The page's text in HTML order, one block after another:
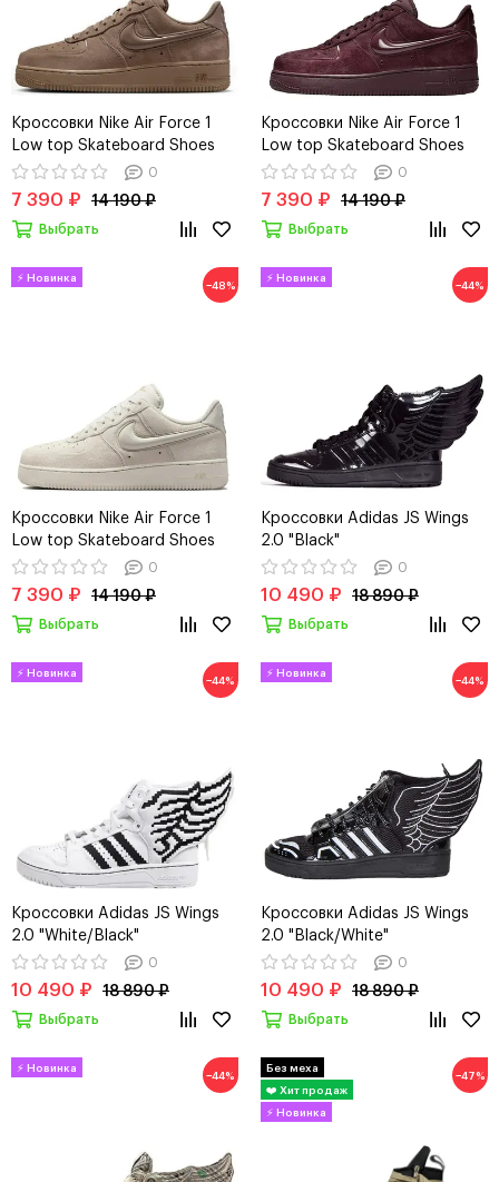
Кроссовки Nike Air Force 1
Low top Skateboard Shoes
"Brown"
0
7 390 ₽ 14 190 ₽
Выбрать
Кроссовки Nike Air Force 1
Low top Skateboard Shoes
"Red"
0
7 390 ₽ 14 190 ₽
Выбрать
−48%
Кроссовки Nike Air Force 1
Low top Skateboard Shoes
"Beige"
0
7 390 ₽ 14 190 ₽
Выбрать
−44%
Кроссовки Adidas JS Wings
2.0 "Black"
0
10 490 ₽ 18 890 ₽
Выбрать
−44%
Кроссовки Adidas JS Wings
2.0 "White/Black"
0
10 490 ₽ 18 890 ₽
Выбрать
−44%
Кроссовки Adidas JS Wings
2.0 "Black/White"
0
10 490 ₽ 18 890 ₽
Выбрать
−44% −47%